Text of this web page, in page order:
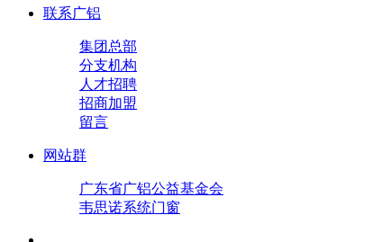
联系广铝
集团总部
分支机构
人才招聘
招商加盟
留言
网站群
广东省广铝公益基金会
韦思诺系统门窗